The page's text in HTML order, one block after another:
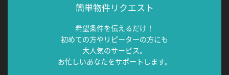
簡単物件リクエスト
希望条件を伝えるだけ！
初めての方やリピーターの方にも
大人気のサービス。
お忙しいあなたをサポートします。